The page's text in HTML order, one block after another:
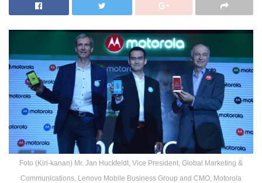
Foto (Kiri-kanan) Mr. Jan Huckfeldt, Vice President, Global Marketing &
Communications, Lenovo Mobile Business Group and CMO, Motorola